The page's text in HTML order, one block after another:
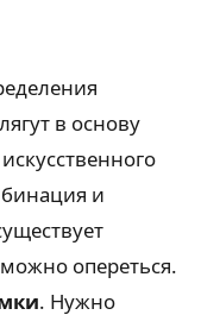
в основу
и
опереться.
. Нужно